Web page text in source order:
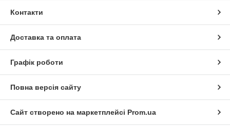
Контакти
Доставка та оплата
Графік роботи
Повна версія сайту
Сайт створено на маркетплейсі Prom.ua